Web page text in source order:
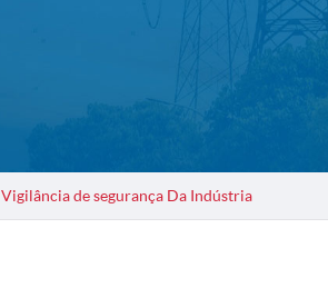
Vigilância de segurança Da Indústria